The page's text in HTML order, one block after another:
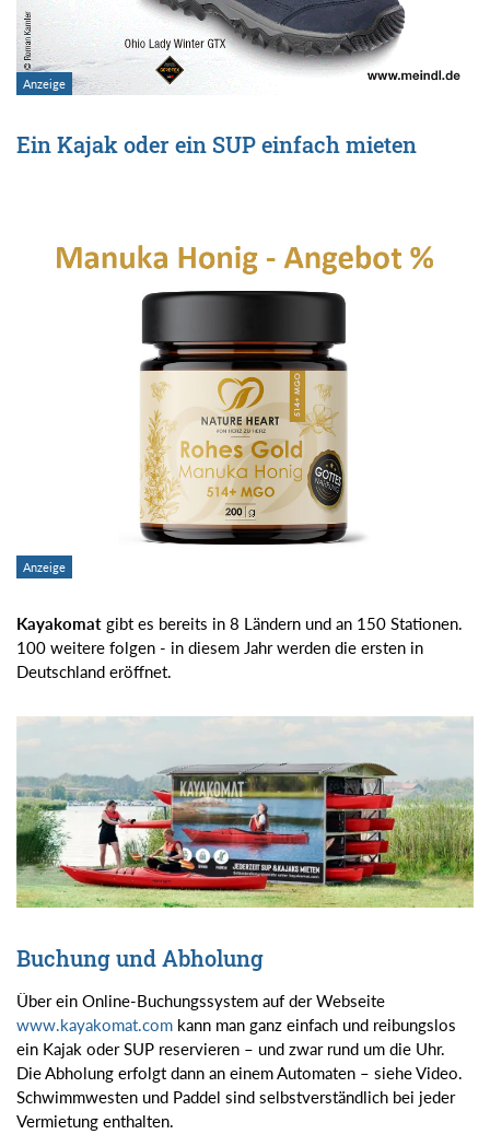
Ein Kajak oder ein SUP einfach mieten
Kayakomat gibt es bereits in 8 Ländern und an 150 Stationen.
100 weitere folgen - in diesem Jahr werden die ersten in
Deutschland eröffnet.
Buchung und Abholung
Über ein Online-Buchungssystem auf der Webseite
www.kayakomat.com kann man ganz einfach und reibungslos
ein Kajak oder SUP reservieren – und zwar rund um die Uhr.
Die Abholung erfolgt dann an einem Automaten – siehe Video.
Schwimmwesten und Paddel sind selbstverständlich bei jeder
Vermietung enthalten.